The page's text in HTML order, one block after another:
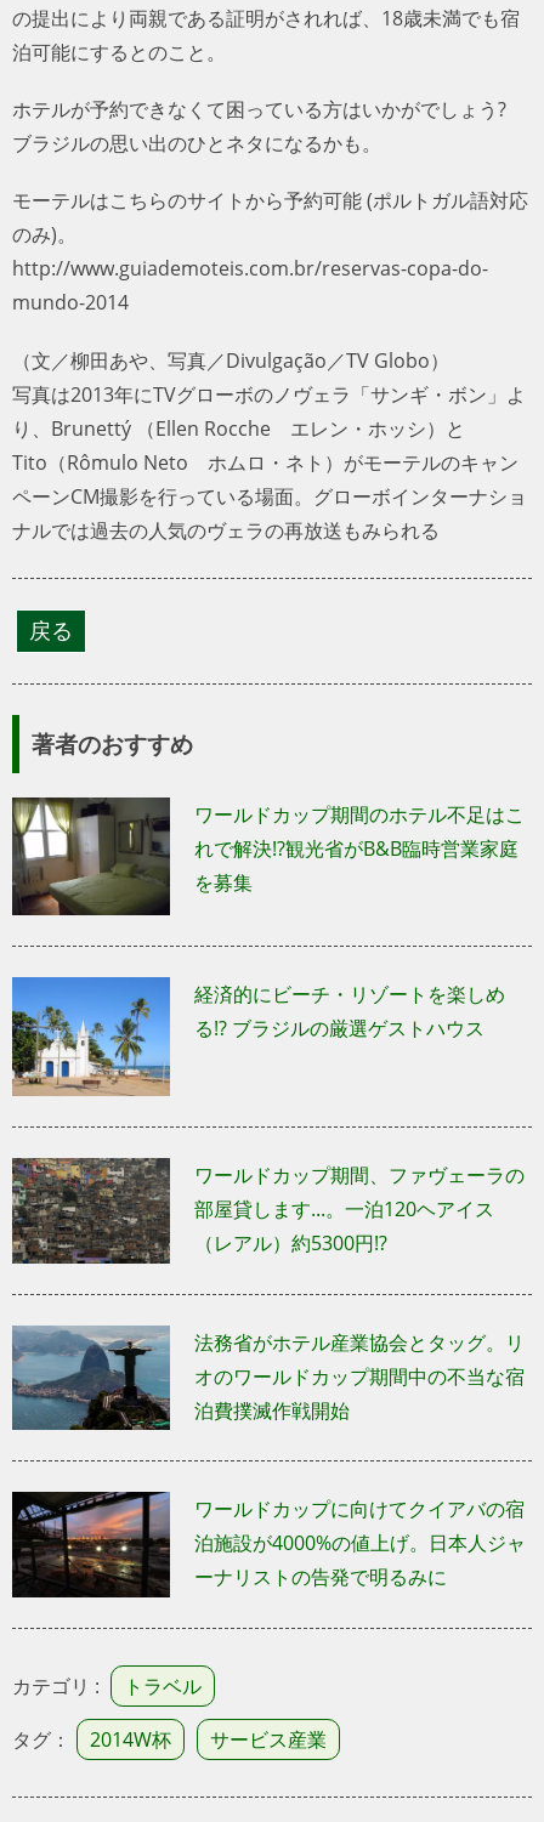
の提出により両親である証明がされれば、18歳未満でも宿
泊可能にするとのこと。
ホテルが予約できなくて困っている方はいかがでしょう?
ブラジルの思い出のひとネタになるかも。
モーテルはこちらのサイトから予約可能 (ポルトガル語対応
のみ)。
http://www.guiademoteis.com.br/reservas-copa-do-
mundo-2014
（文／柳田あや、写真／Divulgação／TV Globo）
写真は2013年にTVグローボのノヴェラ「サンギ・ボン」よ
り、Brunettý （Ellen Rocche エレン・ホッシ）と
Tito（Rômulo Neto ホムロ・ネト）がモーテルのキャン
ペーンCM撮影を行っている場面。グローボインターナショ
ナルでは過去の人気のヴェラの再放送もみられる
著者のおすすめ
ワールドカップ期間のホテル不足はこ
れで解決!?観光省がB&B臨時営業家庭
を募集
経済的にビーチ・リゾートを楽しめ
る!? ブラジルの厳選ゲストハウス
ワールドカップ期間、ファヴェーラの
部屋貸します...。一泊120ヘアイス
（レアル）約5300円!?
法務省がホテル産業協会とタッグ。リ
オのワールドカップ期間中の不当な宿
泊費撲滅作戦開始
ワールドカップに向けてクイアバの宿
泊施設が4000%の値上げ。日本人ジャ
ーナリストの告発で明るみに
カテゴリ :
トラベル
タグ：
2014W杯 サービス産業